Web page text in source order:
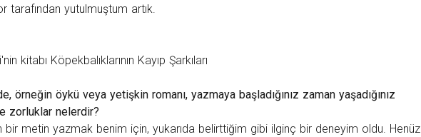
tarafından yutulmuştum artık.
kitabı Köpekbalıklarının Kayıp Şarkıları
örneğin öykü veya yetişkin romanı, yazmaya başladığınız zaman yaşadığınız
zorluklar nelerdir?
bir metin yazmak benim için, yukarıda belirttiğim gibi ilginç bir deneyim oldu. Henüz